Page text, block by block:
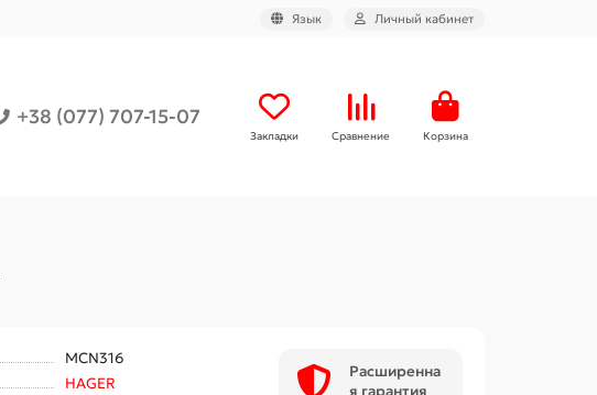
Язык Личный кабинет
+38 (077) 707-15-07
Закладки Сравнение Корзина
MCN316
HAGER
Расширенна